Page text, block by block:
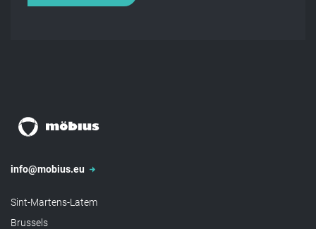
info@mobius.eu
Sint-Martens-Latem
Brussels